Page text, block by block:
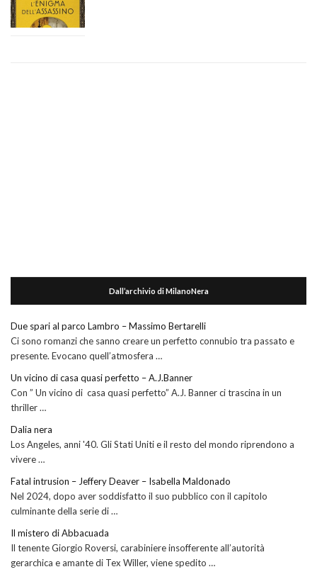
Dall’archivio di MilanoNera
Due spari al parco Lambro – Massimo Bertarelli
Ci sono romanzi che sanno creare un perfetto connubio tra passato e
presente. Evocano quell’atmosfera …
Un vicino di casa quasi perfetto – A.J.Banner
Con ” Un vicino di casa quasi perfetto” A.J. Banner ci trascina in un
thriller …
Dalia nera
Los Angeles, anni '40. Gli Stati Uniti e il resto del mondo riprendono a
vivere …
Fatal intrusion – Jeffery Deaver – Isabella Maldonado
Nel 2024, dopo aver soddisfatto il suo pubblico con il capitolo
culminante della serie di …
Il mistero di Abbacuada
Il tenente Giorgio Roversi, carabiniere insofferente all’autorità
gerarchica e amante di Tex Willer, viene spedito …